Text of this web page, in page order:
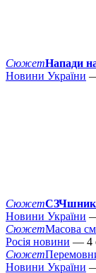
СюжетНапади
Новини України
СюжетСЗЧшник
Новини України
СюжетМасова
Росія новини — 4
Сюжет
Новини України